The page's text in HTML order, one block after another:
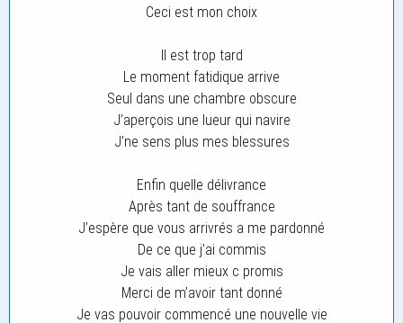
Ceci est mon choix
Il est trop tard
Le moment fatidique arrive
Seul dans une chambre obscure
J’aperçois une lueur qui navire
J’ne sens plus mes blessures
Enfin quelle délivrance
Après tant de souffrance
J’espère que vous arrivrés a me pardonné
De ce que j’ai commis
Je vais aller mieux c promis
Merci de m’avoir tant donné
Je vas pouvoir commencé une nouvelle vie